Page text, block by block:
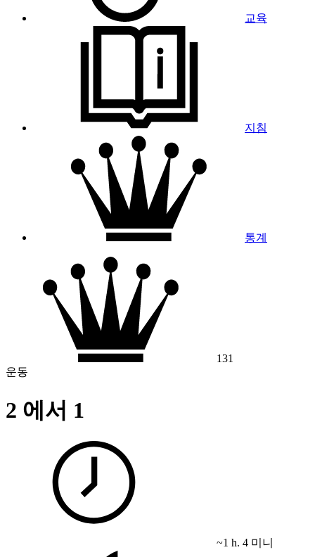
교육
지침
통계
131
운동
2 에서 1
~1 h. 4 미니